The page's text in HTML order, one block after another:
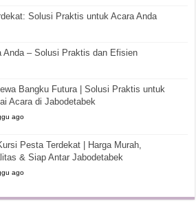
Solusi Praktis untuk Acara Anda
Anda – Solusi Praktis dan Efisien
Bangku Futura | Solusi Praktis untuk
Acara di Jabodetabek
ago
Pesta Terdekat | Harga Murah,
& Siap Antar Jabodetabek
ago